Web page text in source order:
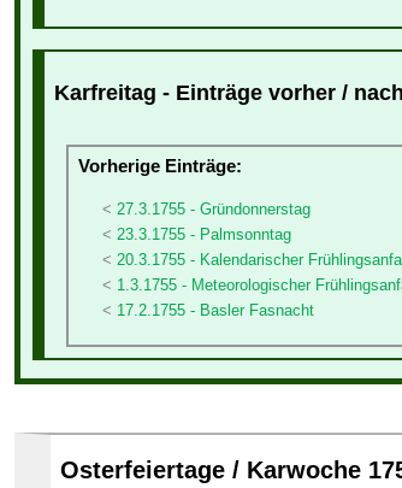
Karfreitag - Einträge vorher /
Vorherige Einträge:
27.3.1755 - Gründonnerstag
23.3.1755 - Palmsonntag
20.3.1755 - Kalendarischer
1.3.1755 - Meteorologischer
17.2.1755 - Basler Fasnacht
Osterfeiertage / Karwoche